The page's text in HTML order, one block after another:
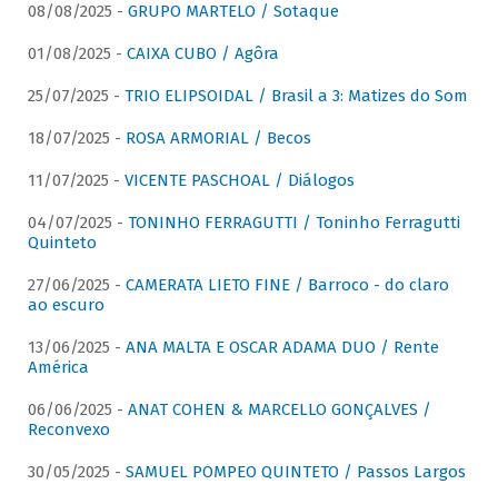
08/08/2025 - GRUPO MARTELO / Sotaque
01/08/2025 - CAIXA CUBO / Agôra
25/07/2025 - TRIO ELIPSOIDAL / Brasil a 3: Matizes do Som
18/07/2025 - ROSA ARMORIAL / Becos
11/07/2025 - VICENTE PASCHOAL / Diálogos
04/07/2025 - TONINHO FERRAGUTTI / Toninho Ferragutti
Quinteto
27/06/2025 - CAMERATA LIETO FINE / Barroco - do claro
ao escuro
13/06/2025 - ANA MALTA E OSCAR ADAMA DUO / Rente
América
06/06/2025 - ANAT COHEN & MARCELLO GONÇALVES /
Reconvexo
30/05/2025 - SAMUEL POMPEO QUINTETO / Passos Largos